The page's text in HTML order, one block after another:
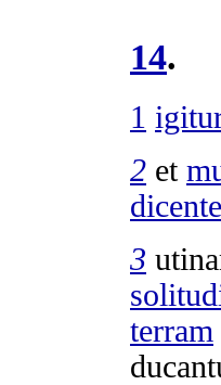
14.
1
2 et
3
terram